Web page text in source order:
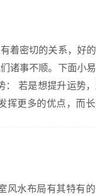
着密切的关系，好
诸事不顺。下面小
挥更多的优点，而
风水布局有其特有